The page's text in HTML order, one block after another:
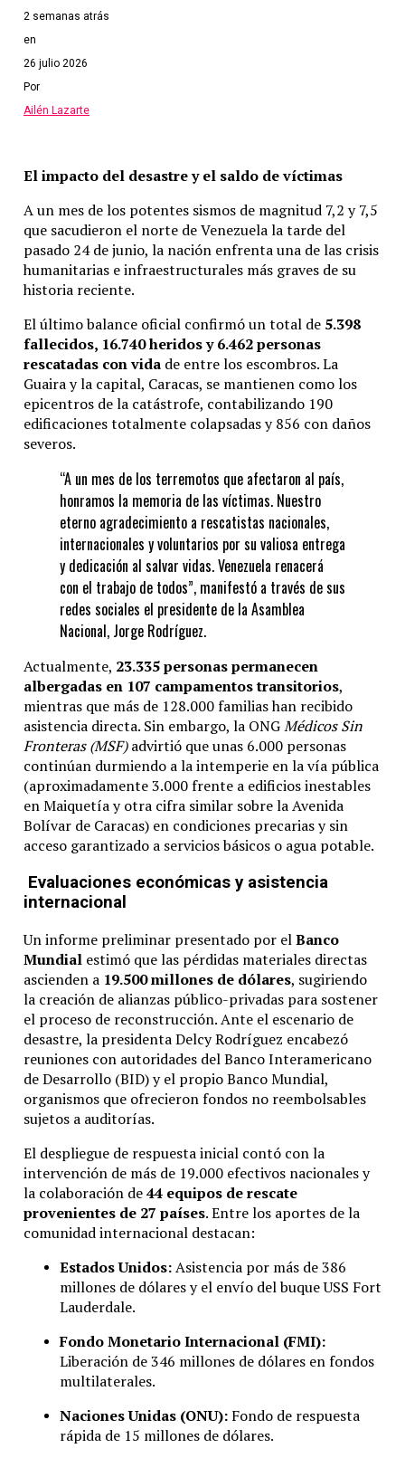
estamos esperando los resultados de nuestras
Tras confirmarse el positivo, la Casa Blanca modificó
la agenda de Trump para este viernes al suspender los
presidencial estadounidense, cuyos comicios están
previstos para el próximo 3 de noviembre.
Temas relacionados:
Siguente
IMÁGENES SENSIBLES: Carabineros de Santiago de Chile
lanzaron a un chico de 16 años al río
Anterior
Encontraron viva y flotando en el mar a una mujer
desaparecida hace años
2 semanas atrás
en
26 julio 2026
Por
Ailén Lazarte
El impacto del desastre y el saldo de víctimas
A un mes de los potentes sismos de magnitud 7,2 y 7,5
que sacudieron el norte de Venezuela la tarde del
pasado 24 de junio, la nación enfrenta una de las crisis
humanitarias e infraestructurales más graves de su
historia reciente.
El último balance oficial confirmó un total de 5.398
fallecidos, 16.740 heridos y 6.462 personas
rescatadas con vidade entre los escombros. La
Guaira y la capital, Caracas, se mantienen como los
epicentros de la catástrofe, contabilizando 190
edificaciones totalmente colapsadas y 856 con daños
severos.
“A un mes de los terremotos que afectaron al país,
honramos la memoria de las víctimas. Nuestro
eterno agradecimiento a rescatistas nacionales,
internacionales y voluntarios por su valiosa entrega
y dedicación al salvar vidas. Venezuela renacerá
con el trabajo de todos”, manifestó a través de sus
redes sociales el presidente de la Asamblea
Nacional, Jorge Rodríguez.
Actualmente, 23.335 personas permanecen
albergadas en 107 campamentos transitorios,
mientras que más de 128.000 familias han recibido
asistencia directa. Sin embargo, la ONGMédicos Sin
Fronteras (MSF)advirtió que unas 6.000 personas
continúan durmiendo a la intemperie en la vía pública
(aproximadamente 3.000 frente a edificios inestables
en Maiquetía y otra cifra similar sobre la Avenida
Bolívar de Caracas) en condiciones precarias y sin
acceso garantizado a servicios básicos o agua potable.
Evaluaciones económicas y asistencia
internacional
Un informe preliminar presentado por elBanco
Mundialestimó que las pérdidas materiales directas
ascienden a 19.500 millones de dólares, sugiriendo
la creación de alianzas público-privadas para sostener
el proceso de reconstrucción. Ante el escenario de
desastre, la presidenta Delcy Rodríguez encabezó
reuniones con autoridades del Banco Interamericano
de Desarrollo (BID) y el propio Banco Mundial,
organismos que ofrecieron fondos no reembolsables
sujetos a auditorías.
El despliegue de respuesta inicial contó con la
intervención de más de 19.000 efectivos nacionales y
la colaboración de44 equipos de rescate
provenientes de 27 países. Entre los aportes de la
comunidad internacional destacan:
Estados Unidos:Asistencia por más de 386
millones de dólares y el envío del buque USS Fort
Lauderdale.
Fondo Monetario Internacional (FMI):
Liberación de 346 millones de dólares en fondos
multilaterales.
Naciones Unidas (ONU):Fondo de respuesta
rápida de 15 millones de dólares.